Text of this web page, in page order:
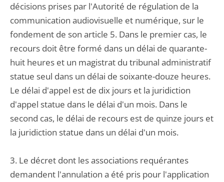
décisions prises par l'Autorité de régulation de la
communication audiovisuelle et numérique, sur le
fondement de son article 5. Dans le premier cas, le
recours doit être formé dans un délai de quarante-
huit heures et un magistrat du tribunal administratif
statue seul dans un délai de soixante-douze heures.
Le délai d'appel est de dix jours et la juridiction
d'appel statue dans le délai d'un mois. Dans le
second cas, le délai de recours est de quinze jours et
la juridiction statue dans un délai d'un mois.
3. Le décret dont les associations requérantes
demandent l'annulation a été pris pour l'application